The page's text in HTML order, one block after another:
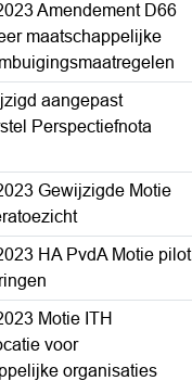
Amendement D66
maatschappelijke
aangepast
Perspectiefnota
Gewijzigde Motie
HA PvdA Motie pilot
Motie ITH
voor
organisaties